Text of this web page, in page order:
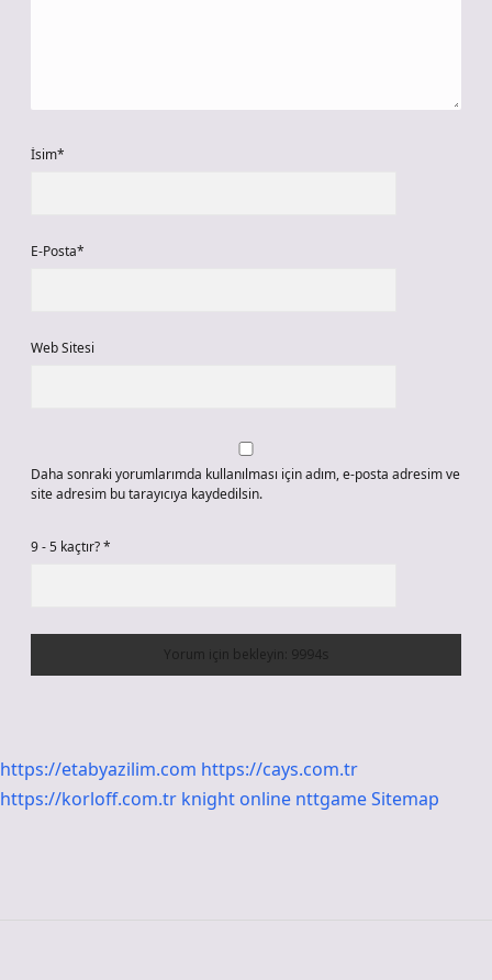
İsim*
E-Posta*
Web Sitesi
Daha sonraki yorumlarımda kullanılması için adım, e-posta adresim ve
site adresim bu tarayıcıya kaydedilsin.
9 - 5 kaçtır?*
https://etabyazilim.com https://cays.com.tr
https://korloff.com.tr knight online nttgameSitemap